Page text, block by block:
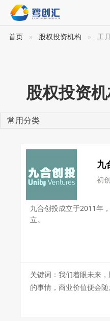
首页 股权投资机构 工
股权投资
常用分类
九
初
九合创投成立于2011年
立。
关键词：我们着眼未来
的事情，商业价值便会随